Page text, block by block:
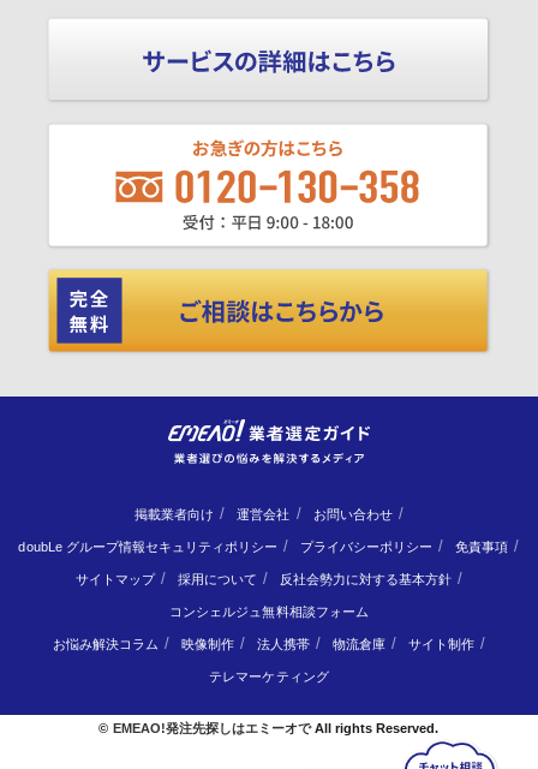
掲載業者向け 運営会社 お問い合わせ
doubLe グループ情報セキュリティポリシー プライバシーポリシー 免責事項
サイトマップ 採用について 反社会勢力に対する基本方針
コンシェルジュ無料相談フォーム
お悩み解決コラム 映像制作 法人携帯 物流倉庫 サイト制作
テレマーケティング
© EMEAO!発注先探しはエミーオでAll rights Reserved.